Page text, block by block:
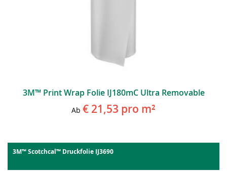
3M™ Print Wrap Folie IJ180mC Ultra Removable
Ab € 21,53 pro m²
3M™ Scotchcal™ Druckfolie IJ3690